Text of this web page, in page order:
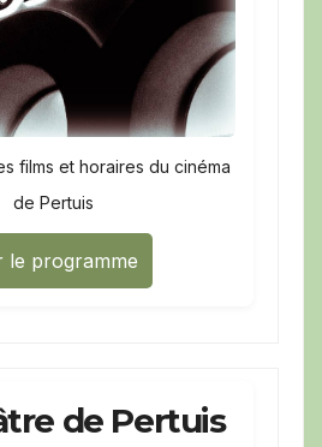
films et horaires du cinéma
de Pertuis
le programme
de Pertuis